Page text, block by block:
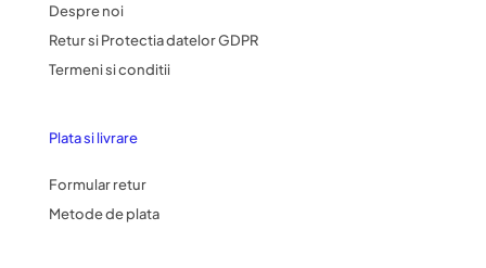
Despre noi
Retur si Protectia datelor GDPR
Termeni si conditii
Plata si livrare
Formular retur
Metode de plata